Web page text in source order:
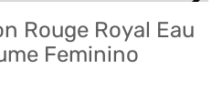
Rouge Royal Eau
Feminino